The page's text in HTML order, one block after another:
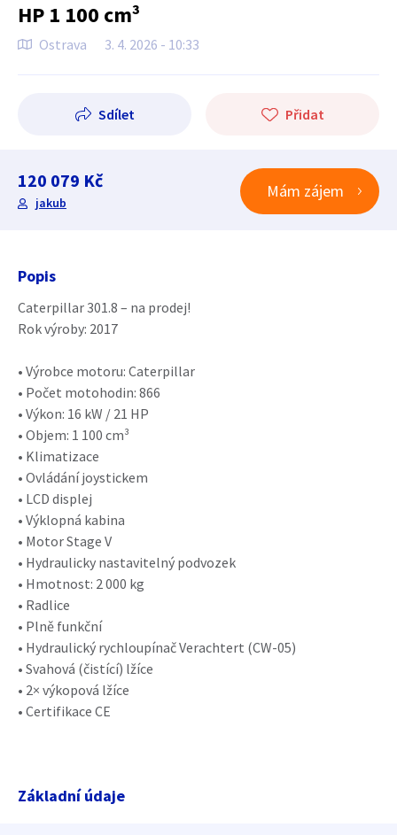
HP 1 100 cm³
Ostrava 3. 4. 2026 - 10:33
Sdílet Přidat
120 079 Kč
jakub
Mám zájem
Popis
Caterpillar 301.8 – na prodej!
Rok výroby: 2017
• Výrobce motoru: Caterpillar
• Počet motohodin: 866
• Výkon: 16 kW / 21 HP
• Objem: 1 100 cm³
• Klimatizace
• Ovládání joystickem
• LCD displej
• Výklopná kabina
• Motor Stage V
• Hydraulicky nastavitelný podvozek
• Hmotnost: 2 000 kg
• Radlice
• Plně funkční
• Hydraulický rychloupínač Verachtert (CW-05)
• Svahová (čistící) lžíce
• 2× výkopová lžíce
• Certifikace CE
Základní údaje